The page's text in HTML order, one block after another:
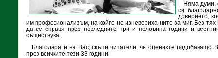
Няма думи,
си
доверието,
им професионализъм, на който не изневериха нито за миг. Без
да се справя през последните три и половина години и
съществува.
Благодаря и на Вас, скъпи читатели, че оценихте подобаващо
през всичките тези 33 години!